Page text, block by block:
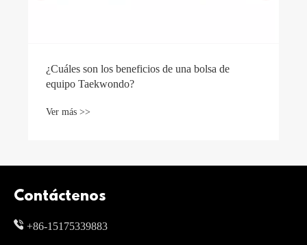
¿Cuáles son los beneficios de una bolsa de
equipo Taekwondo?
Ver más >>
Contáctenos
+86-15175339883